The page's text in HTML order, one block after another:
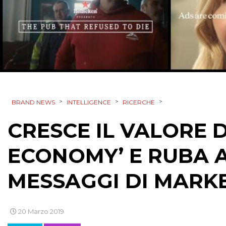
BRAND NEWS > INTELLIGENCE > RICERCHE >
CRESCE IL VALORE
ECONOMY’ E RUBA
MESSAGGI DI
20 Marzo 2019